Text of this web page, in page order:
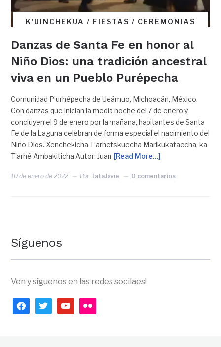
K'UINCHEKUA / FIESTAS / CEREMONIAS
Danzas de Santa Fe en honor al
Niño Dios: una tradición ancestral
viva en un Pueblo Purépecha
Comunidad P’urhépecha de Ueámuo, Michoacán, México.
Con danzas que inician la media noche del 7 de enero y
concluyen el 9 de enero por la mañana, habitantes de Santa
Fe de la Laguna celebran de forma especial el nacimiento del
Niño Dios. Xenchekicha T’arhetskuecha Marikukataecha, ka
T’arhé Ambakiticha Autor: Juan [Read More…]
10 de enero de 2022 Por TataJavie 0 comentarios
Síguenos
Ven y síguenos en las redes socilaes!
facebooktwitteryoutubeflickr